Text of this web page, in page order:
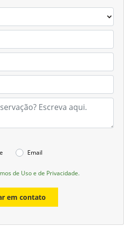
Email
de Uso e de Privacidade.
em contato